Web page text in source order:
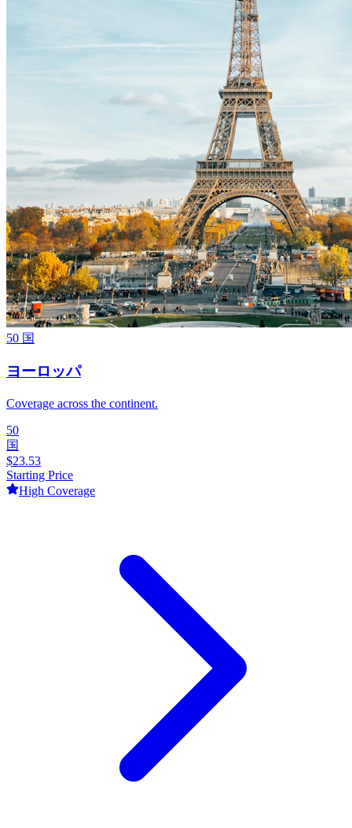
50 国
ヨーロッパ
Coverage across the continent.
50
国
$23.53
Starting Price
High Coverage